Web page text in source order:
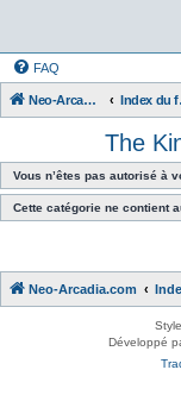
FAQ
Neo-Arcadia.com
The
Vous n’êtes pas autorisé à
Cette catégorie ne contient
Neo-Arcadia.com
Développé